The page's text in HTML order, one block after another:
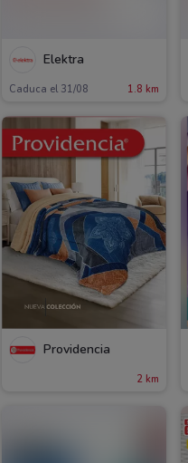
Elektra
Caduca el 31/08 1.8 km
Providencia
2 km